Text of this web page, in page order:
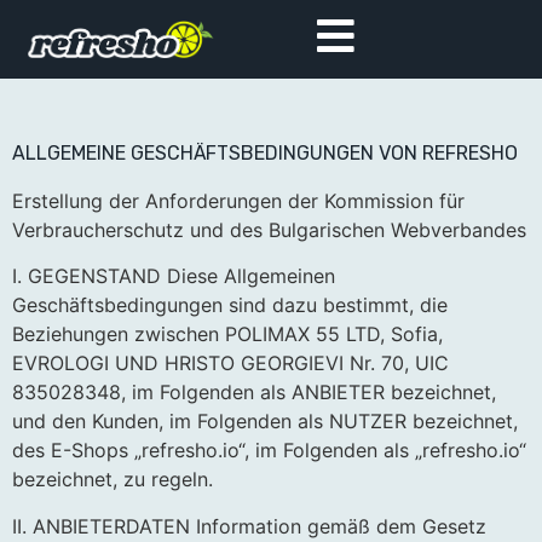
ALLGEMEINE GESCHÄFTSBEDINGUNGEN VON REFRESHO
Erstellung der Anforderungen der Kommission für
Verbraucherschutz und des Bulgarischen Webverbandes
I. GEGENSTAND Diese Allgemeinen
Geschäftsbedingungen sind dazu bestimmt, die
Beziehungen zwischen POLIMAX 55 LTD, Sofia,
EVROLOGI UND HRISTO GEORGIEVI Nr. 70, UIC
835028348, im Folgenden als ANBIETER bezeichnet,
und den Kunden, im Folgenden als NUTZER bezeichnet,
des E-Shops „refresho.io“, im Folgenden als „refresho.io“
bezeichnet, zu regeln.
II. ANBIETERDATEN Information gemäß dem Gesetz